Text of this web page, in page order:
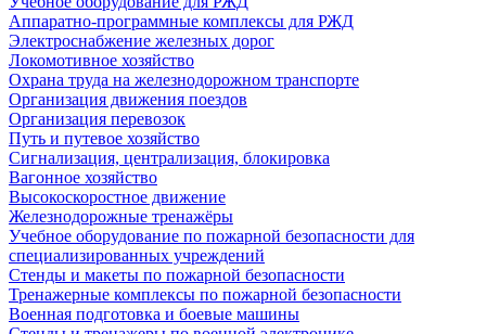
Аппаратно-программные комплексы для РЖД
Электроснабжение железных дорог
Локомотивное хозяйство
Охрана труда на железнодорожном транспорте
Организация движения поездов
Организация перевозок
Путь и путевое хозяйство
Сигнализация, централизация, блокировка
Вагонное хозяйство
Высокоскоростное движение
Железнодорожные тренажёры
Учебное оборудование по пожарной безопасности для
специализированных учреждений
Стенды и макеты по пожарной безопасности
Тренажерные комплексы по пожарной безопасности
Военная подготовка и боевые машины